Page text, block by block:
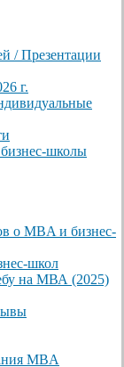
/ Презентации
г.
школы
о MBA и бизнес-
школ
на МВА (2025)
MBA